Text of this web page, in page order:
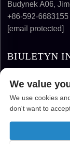
Budynek A06,
+86-592-6683155
[email protected]
BIULETYN
SUPER
We value
We use cookies
don't want to